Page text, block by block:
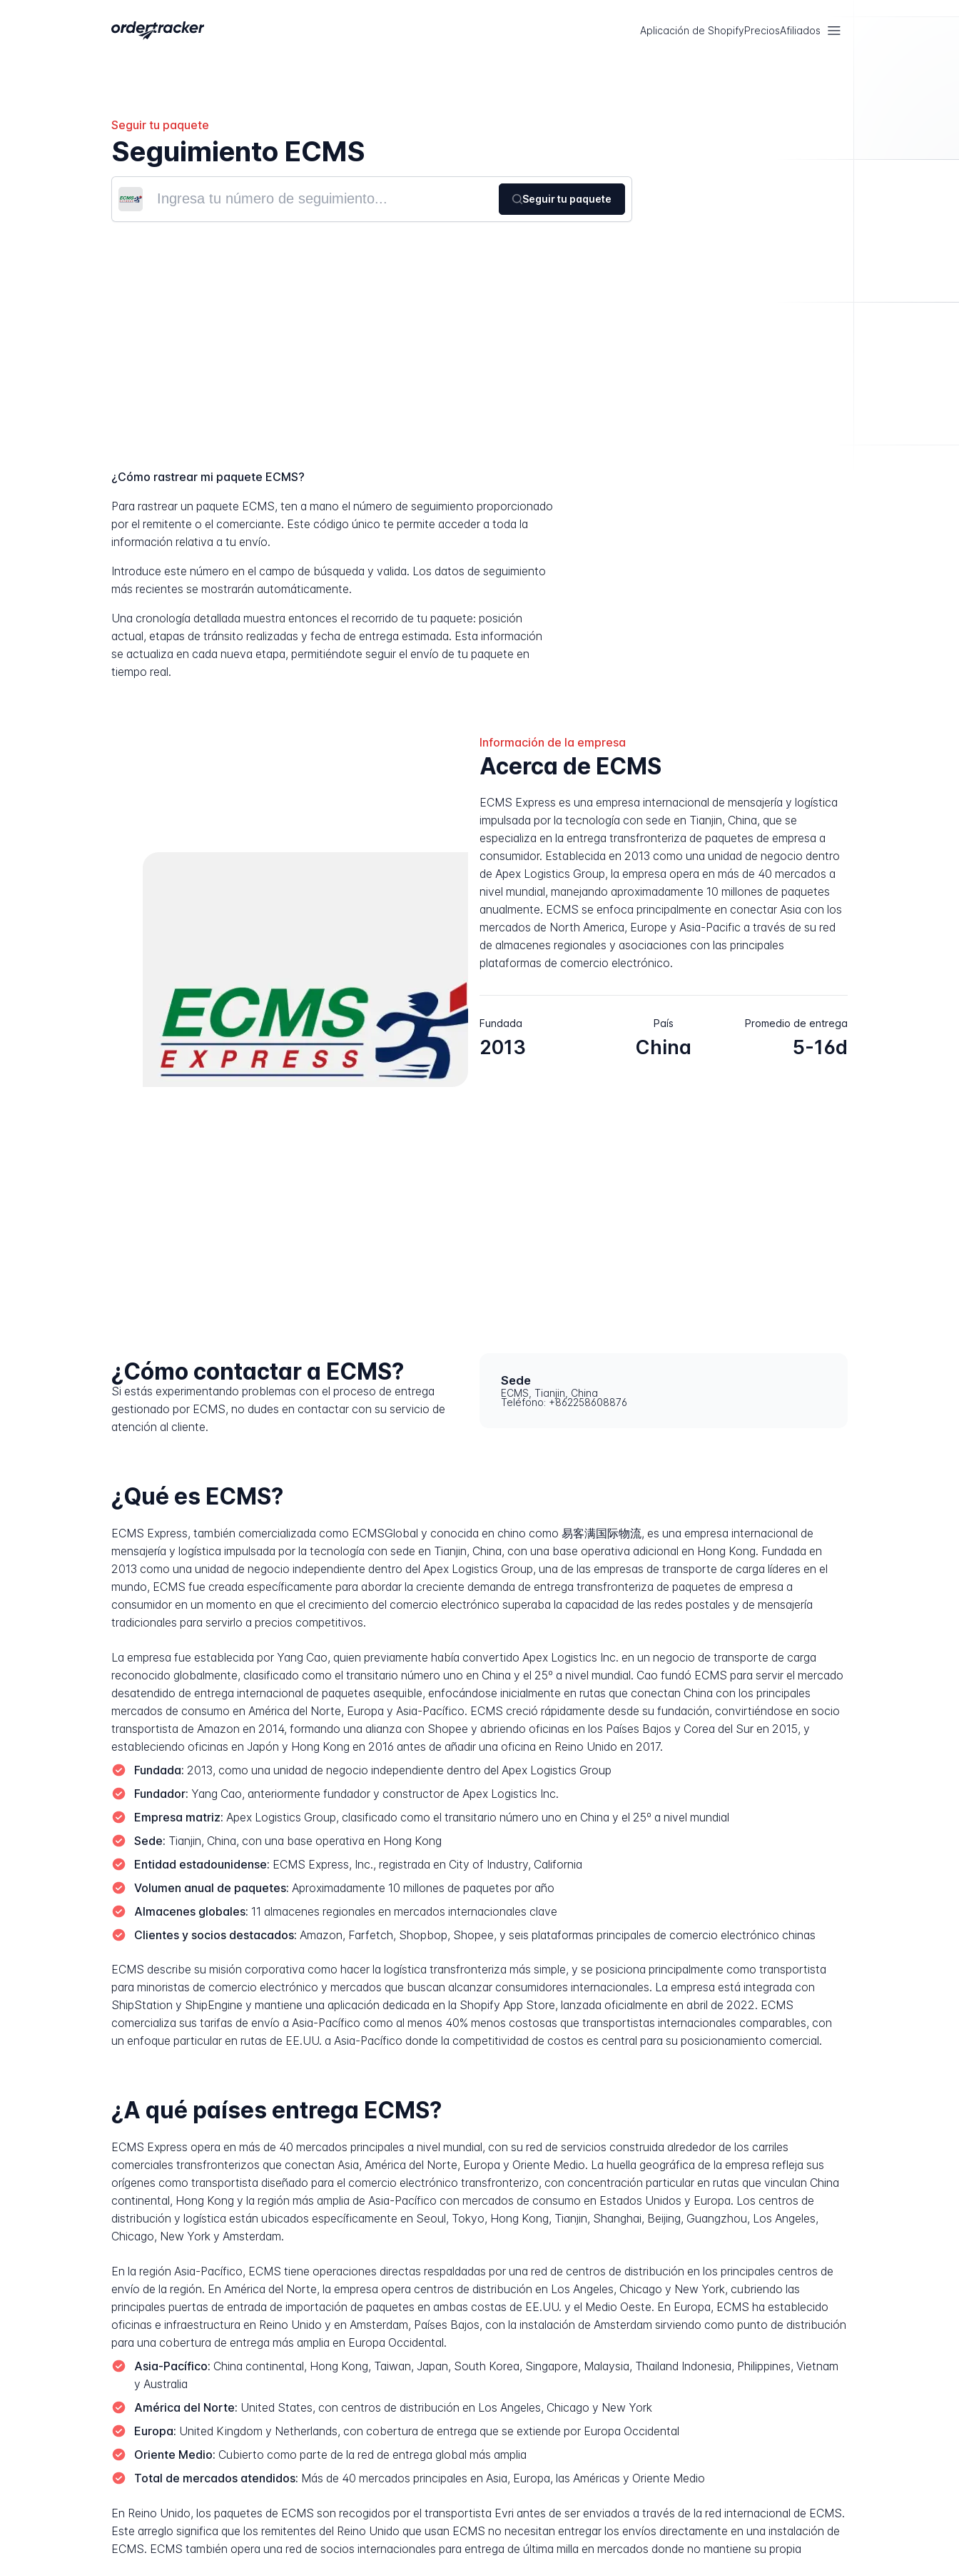
Aplicación de ShopifyPreciosAfiliados
Seguir tu paquete
Seguimiento ECMS
Seguir tu paquete
¿Cómo rastrear mi paquete ECMS?
Para rastrear un paquete ECMS, ten a mano el número de seguimiento proporcionado
por el remitente o el comerciante. Este código único te permite acceder a toda la
información relativa a tu envío.
Introduce este número en el campo de búsqueda y valida. Los datos de seguimiento
más recientes se mostrarán automáticamente.
Una cronología detallada muestra entonces el recorrido de tu paquete: posición
actual, etapas de tránsito realizadas y fecha de entrega estimada. Esta información
se actualiza en cada nueva etapa, permitiéndote seguir el envío de tu paquete en
tiempo real.
Información de la empresa
Acerca de ECMS
ECMS Express es una empresa internacional de mensajería y logística
impulsada por la tecnología con sede en Tianjin, China, que se
especializa en la entrega transfronteriza de paquetes de empresa a
consumidor. Establecida en 2013 como una unidad de negocio dentro
de Apex Logistics Group, la empresa opera en más de 40 mercados a
nivel mundial, manejando aproximadamente 10 millones de paquetes
anualmente. ECMS se enfoca principalmente en conectar Asia con los
mercados de North America, Europe y Asia-Pacific a través de su red
de almacenes regionales y asociaciones con las principales
plataformas de comercio electrónico.
Fundada
2013
País
China
Promedio de entrega
5-16d
¿Cómo contactar a ECMS?
Si estás experimentando problemas con el proceso de entrega
gestionado por ECMS, no dudes en contactar con su servicio de
atención al cliente.
Sede
ECMS, Tianjin, China
Teléfono: +862258608876
¿Qué es ECMS?
ECMS Express, también comercializada como ECMSGlobal y conocida en chino como 易客满国际物流, es una empresa internacional de
mensajería y logística impulsada por la tecnología con sede en Tianjin, China, con una base operativa adicional en Hong Kong. Fundada en
2013 como una unidad de negocio independiente dentro del Apex Logistics Group, una de las empresas de transporte de carga líderes en el
mundo, ECMS fue creada específicamente para abordar la creciente demanda de entrega transfronteriza de paquetes de empresa a
consumidor en un momento en que el crecimiento del comercio electrónico superaba la capacidad de las redes postales y de mensajería
tradicionales para servirlo a precios competitivos.
La empresa fue establecida por Yang Cao, quien previamente había convertido Apex Logistics Inc. en un negocio de transporte de carga
reconocido globalmente, clasificado como el transitario número uno en China y el 25º a nivel mundial. Cao fundó ECMS para servir el mercado
desatendido de entrega internacional de paquetes asequible, enfocándose inicialmente en rutas que conectan China con los principales
mercados de consumo en América del Norte, Europa y Asia-Pacífico. ECMS creció rápidamente desde su fundación, convirtiéndose en socio
transportista de Amazon en 2014, formando una alianza con Shopee y abriendo oficinas en los Países Bajos y Corea del Sur en 2015, y
estableciendo oficinas en Japón y Hong Kong en 2016 antes de añadir una oficina en Reino Unido en 2017.
Fundada: 2013, como una unidad de negocio independiente dentro del Apex Logistics Group
Fundador: Yang Cao, anteriormente fundador y constructor de Apex Logistics Inc.
Empresa matriz: Apex Logistics Group, clasificado como el transitario número uno en China y el 25º a nivel mundial
Sede: Tianjin, China, con una base operativa en Hong Kong
Entidad estadounidense: ECMS Express, Inc., registrada en City of Industry, California
Volumen anual de paquetes: Aproximadamente 10 millones de paquetes por año
Almacenes globales: 11 almacenes regionales en mercados internacionales clave
Clientes y socios destacados: Amazon, Farfetch, Shopbop, Shopee, y seis plataformas principales de comercio electrónico chinas
ECMS describe su misión corporativa como hacer la logística transfronteriza más simple, y se posiciona principalmente como transportista
para minoristas de comercio electrónico y mercados que buscan alcanzar consumidores internacionales. La empresa está integrada con
ShipStation y ShipEngine y mantiene una aplicación dedicada en la Shopify App Store, lanzada oficialmente en abril de 2022. ECMS
comercializa sus tarifas de envío a Asia-Pacífico como al menos 40% menos costosas que transportistas internacionales comparables, con
un enfoque particular en rutas de EE.UU. a Asia-Pacífico donde la competitividad de costos es central para su posicionamiento comercial.
¿A qué países entrega ECMS?
ECMS Express opera en más de 40 mercados principales a nivel mundial, con su red de servicios construida alrededor de los carriles
comerciales transfronterizos que conectan Asia, América del Norte, Europa y Oriente Medio. La huella geográfica de la empresa refleja sus
orígenes como transportista diseñado para el comercio electrónico transfronterizo, con concentración particular en rutas que vinculan China
continental, Hong Kong y la región más amplia de Asia-Pacífico con mercados de consumo en Estados Unidos y Europa. Los centros de
distribución y logística están ubicados específicamente en Seoul, Tokyo, Hong Kong, Tianjin, Shanghai, Beijing, Guangzhou, Los Angeles,
Chicago, New York y Amsterdam.
En la región Asia-Pacífico, ECMS tiene operaciones directas respaldadas por una red de centros de distribución en los principales centros de
envío de la región. En América del Norte, la empresa opera centros de distribución en Los Angeles, Chicago y New York, cubriendo las
principales puertas de entrada de importación de paquetes en ambas costas de EE.UU. y el Medio Oeste. En Europa, ECMS ha establecido
oficinas e infraestructura en Reino Unido y en Amsterdam, Países Bajos, con la instalación de Amsterdam sirviendo como punto de distribución
para una cobertura de entrega más amplia en Europa Occidental.
Asia-Pacífico: China continental, Hong Kong, Taiwan, Japan, South Korea, Singapore, Malaysia, Thailand Indonesia, Philippines, Vietnam
y Australia
América del Norte: United States, con centros de distribución en Los Angeles, Chicago y New York
Europa: United Kingdom y Netherlands, con cobertura de entrega que se extiende por Europa Occidental
Oriente Medio: Cubierto como parte de la red de entrega global más amplia
Total de mercados atendidos: Más de 40 mercados principales en Asia, Europa, las Américas y Oriente Medio
En Reino Unido, los paquetes de ECMS son recogidos por el transportista Evri antes de ser enviados a través de la red internacional de ECMS.
Este arreglo significa que los remitentes del Reino Unido que usan ECMS no necesitan entregar los envíos directamente en una instalación de
ECMS. ECMS también opera una red de socios internacionales para entrega de última milla en mercados donde no mantiene su propia